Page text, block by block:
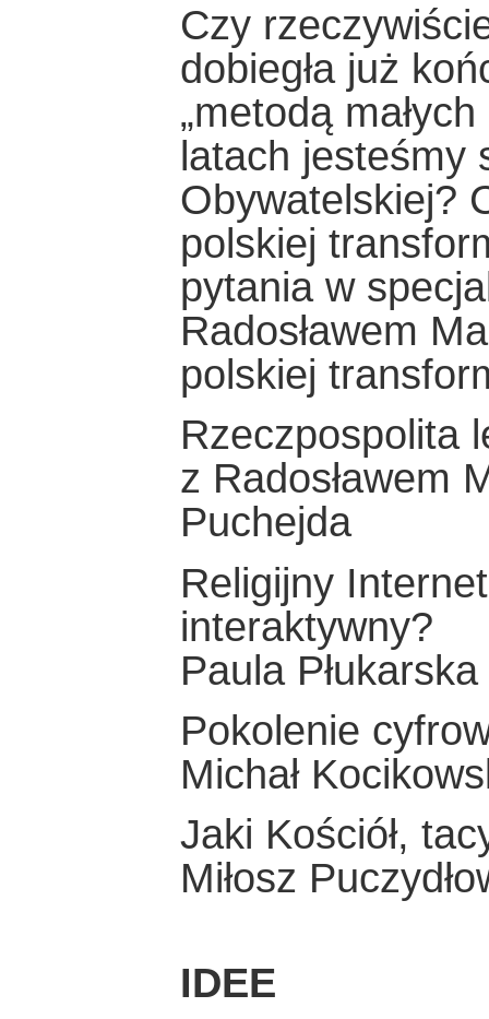
Czy
dobiegła już
„metodą
latach jesteśmy
Obywatelskiej?
polskiej
pytania w
Radosławem
polskiej
Rzeczpospolita
z Radosławem
Puchejda
Religijny
interaktywny?
Paula Płukarska
Pokolenie
Michał
Jaki Kościół,
Miłosz
IDEE